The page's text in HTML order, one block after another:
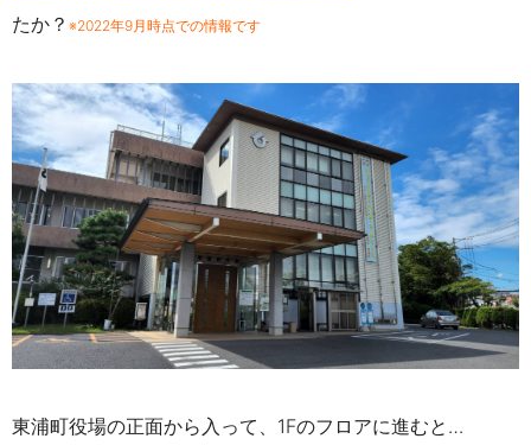
たか？ ※2022年9月時点での情報です
東浦町役場の正面から入って、 1Fのフロアに進むと…